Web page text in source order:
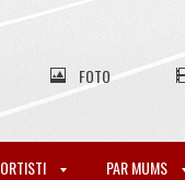
FOTO
PAR MUMS